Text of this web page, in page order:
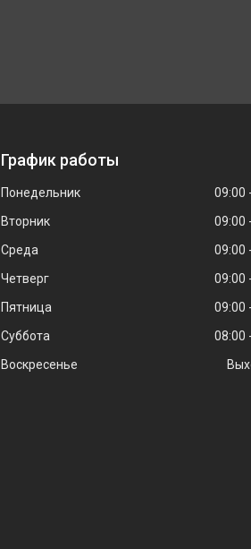
График работы
Понедельник 09:00
Вторник
09:00
Среда
09:00
Четверг
09:00
Пятница
09:00
Суббота
08:00
Воскресенье